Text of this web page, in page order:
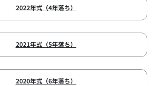
2022年式（4年落ち）
2021年式（5年落ち）
2020年式（6年落ち）